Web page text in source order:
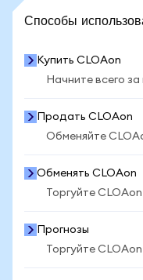
Способы
Купить CLOAon
Начните всего
Продать CLOAon
Обменяйте
Обменять CLOAon
Торгуйте
Прогнозы
Торгуйте